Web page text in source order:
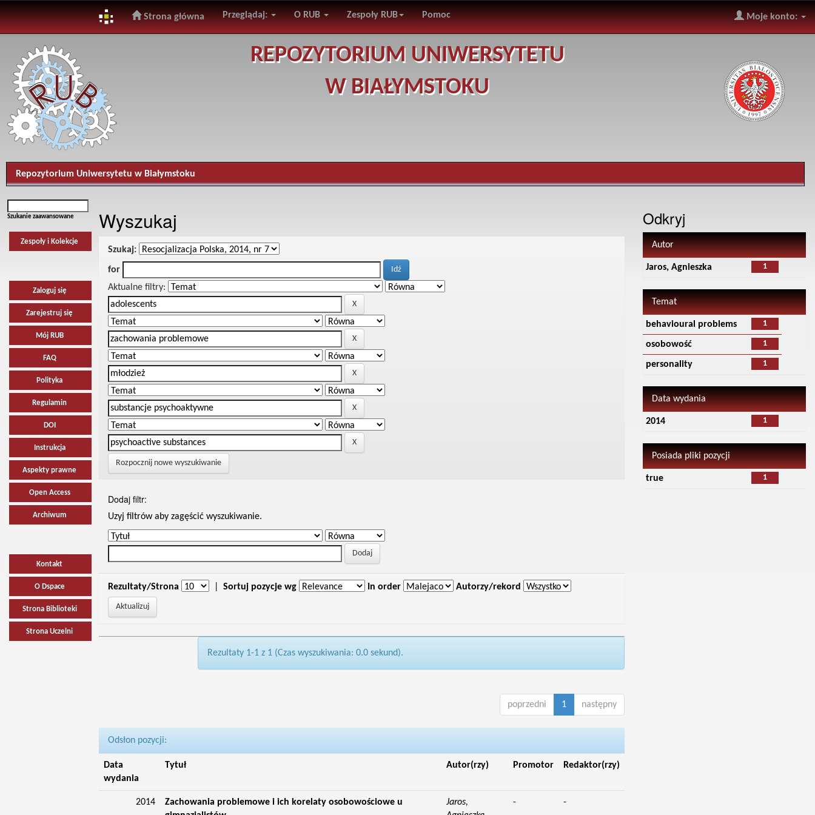
navigation
Strona główna Przeglądaj: O RUB Zespoły RUB Pomoc Moje konto:
REPOZYTORIUM UNIWERSYTETU
W BIAŁYMSTOKU
Repozytorium Uniwersytetu w Białymstoku
Szukanie zaawansowane
Zespoły i Kolekcje
Zaloguj się
Zarejestruj się
Mój RUB
FAQ
Polityka
Regulamin
DOI
Instrukcja
Aspekty prawne
Open Access
Archiwum
Kontakt
O Dspace
Strona Biblioteki
Strona Uczelni
Wyszukaj
Szukaj:
for
Aktualne filtry:
Rozpocznij nowe wyszukiwanie
Dodaj filtr:
Uzyj filtrów aby zagęścić wyszukiwanie.
Rezultaty/Strona Sortuj pozycje wg In order Autorzy/rekord
Rezultaty 1-1 z 1 (Czas wyszukiwania: 0.0 sekund).
poprzedni 1 następny
Odsłon pozycji:
Data
wydania
Tytuł Autor(rzy) Promotor Redaktor(rzy)
2014
Zachowania problemowe i ich korelaty osobowościowe u
Jaros,
- -
Odkryj
Autor
1
Jaros, Agnieszka
Temat
1
behavioural problems
1
osobowość
1
personality
Data wydania
1
2014
Posiada pliki pozycji
1
true